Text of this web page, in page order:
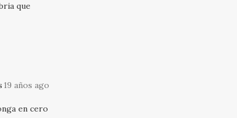
que
19 años ago
en cero